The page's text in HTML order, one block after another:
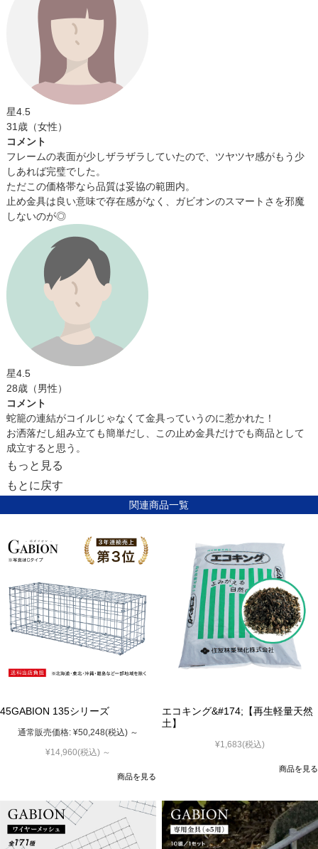
星4.5
31歳（女性）
コメント
フレームの表面が少しザラザラしていたので、ツヤツヤ感がもう少
しあれば完璧でした。
ただこの価格帯なら品質は妥協の範囲内。
止め金具は良い意味で存在感がなく、ガビオンのスマートさを邪魔
しないのが◎
星4.5
28歳（男性）
コメント
蛇籠の連結がコイルじゃなくて金具っていうのに惹かれた！
お洒落だし組み立ても簡単だし、この止め金具だけでも商品として
成立すると思う。
もっと見る
もとに戻す
関連商品一覧
45GABION 135シリーズ
通常販売価格: ¥50,248(税込) ～
¥14,960(税込) ～
商品を見る
エコキング&#174;【再生軽量天然
土】
¥1,683(税込)
商品を見る